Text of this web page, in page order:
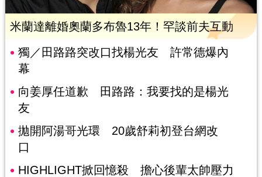
米蘭達離婚奧蘭多布魯13年！罕談前夫互動
獨／田路路突改口找楊光友 許常德爆內
幕
向姜厚任道歉 田路路：我要找的是楊光
友
拋開阿湯哥光環 20歲舒莉初登台網改
口
HIGHLIGHT掀回憶殺 擔心後輩太帥壓力